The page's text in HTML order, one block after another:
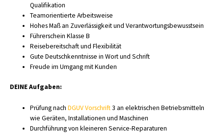
Qualifikation
Teamorientierte Arbeitsweise
Hohes Maß an Zuverlässigkeit und Verantwortungsbewusstsein
Führerschein Klasse B
Reisebereitschaft und Flexibilität
Gute Deutschkenntnisse in Wort und Schrift
Freude im Umgang mit Kunden
DEINE Aufgaben:
Prüfung nachDGUV Vorschrift3 an elektrischen Betriebsmitteln
wie Geräten, Installationen und Maschinen
Durchführung von kleineren Service-Reparaturen